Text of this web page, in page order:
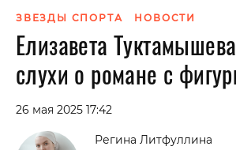
СПЕЦПРОЕКТЫ
ИНТЕРВЬЮ
ПОКОЛЕНИЕ
ЗВЕЗДЫ СПОРТА НОВОСТИ
Елизавета
слухи о романе с
26 мая 2025 17:42
Регина Литфуллина